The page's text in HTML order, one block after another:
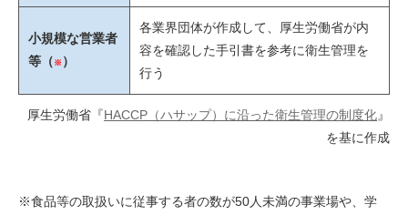
小規模な営業者
等（ ※ ）
各業界団体が作成して、厚生労働省が内
容を確認した手引書を参考に衛生管理を
行う
厚生労働省『HACCP（ハサップ）に沿った衛生管理の制度化』
を基に作成
※食品等の取扱いに従事する者の数が50人未満の事業場や、学